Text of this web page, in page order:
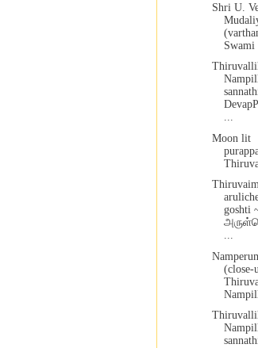
Shri U.
Swami
...
Moon lit
goshti
...
(close-